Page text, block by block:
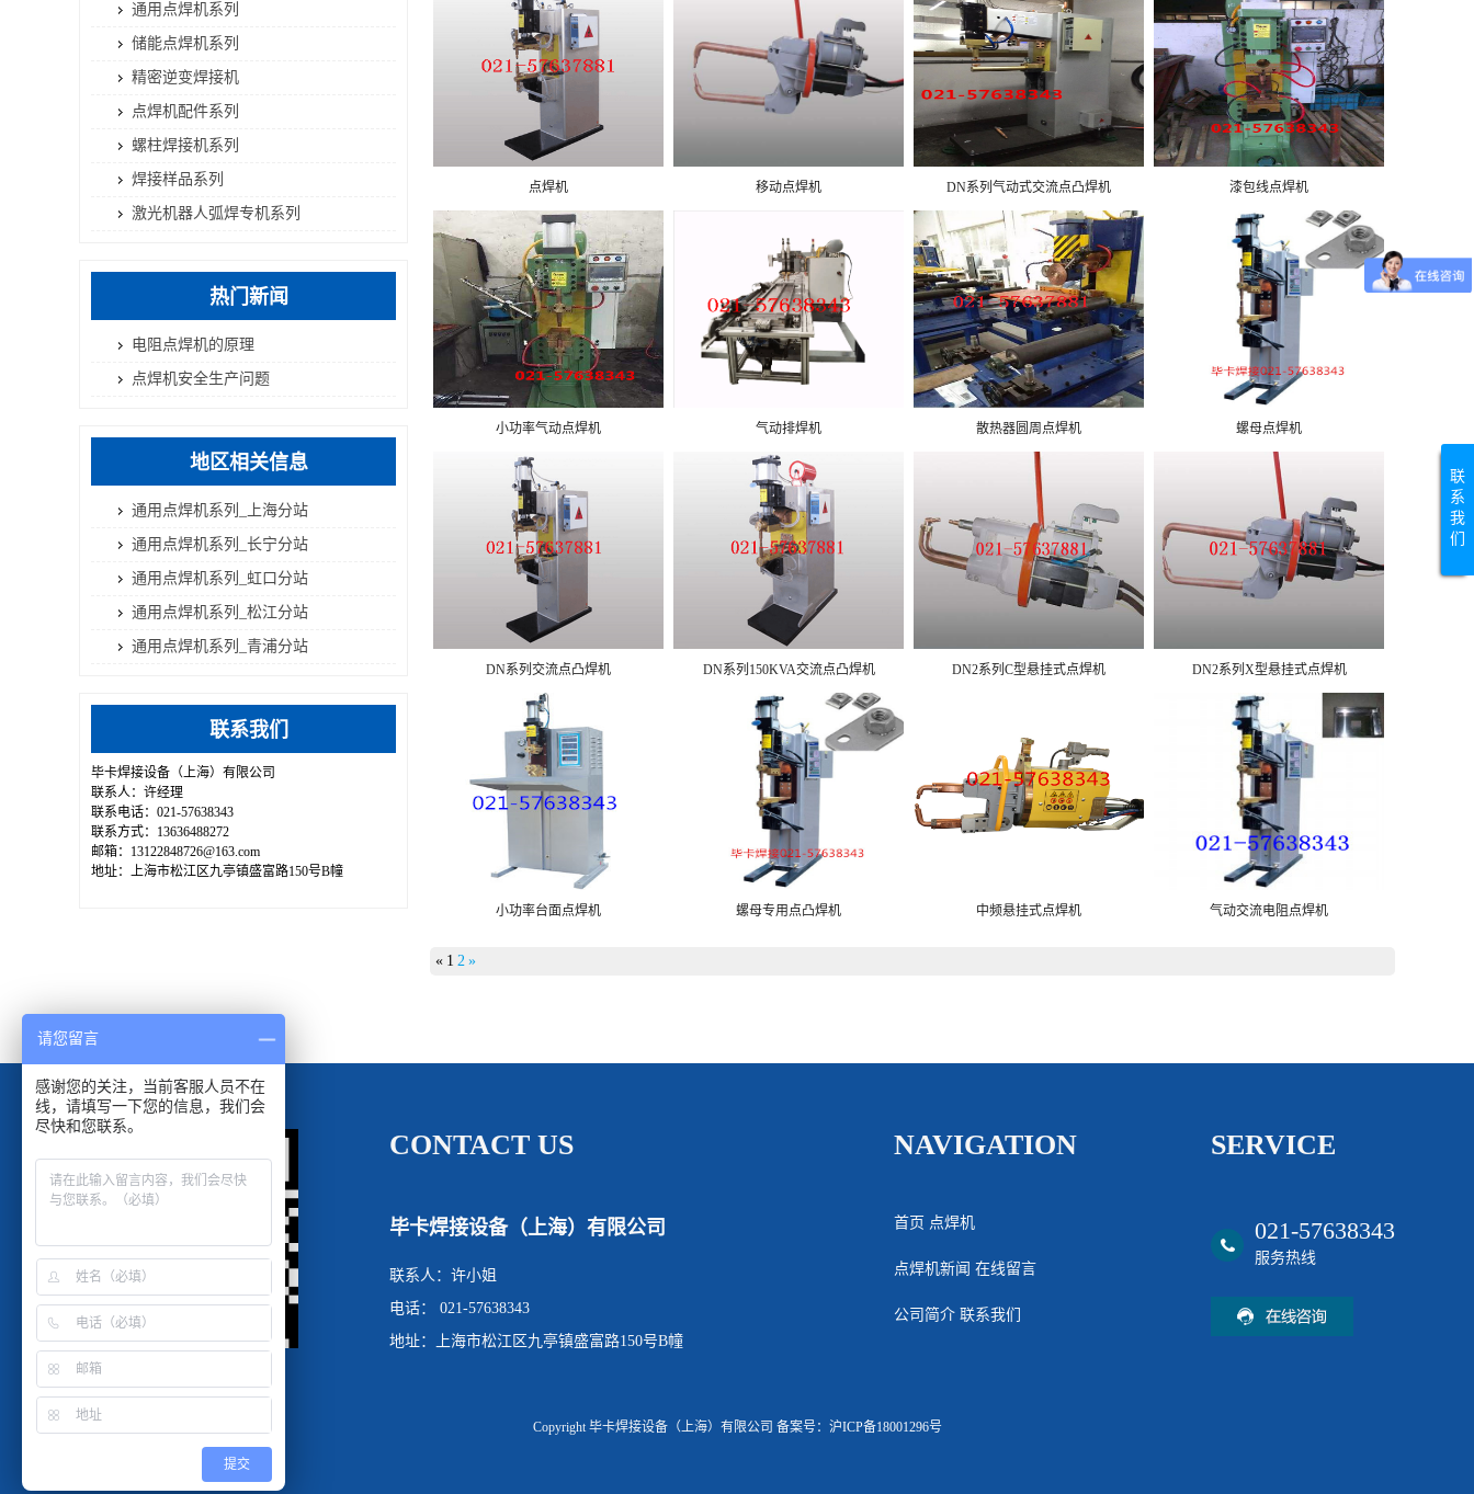
联
系
我
们
通用点焊机系列
储能点焊机系列
精密逆变焊接机
点焊机配件系列
螺柱焊接机系列
焊接样品系列
激光机器人弧焊专机系列
热门新闻
电阻点焊机的原理
点焊机安全生产问题
地区相关信息
通用点焊机系列_上海分站
通用点焊机系列_长宁分站
通用点焊机系列_虹口分站
通用点焊机系列_松江分站
通用点焊机系列_青浦分站
联系我们
毕卡焊接设备（上海）有限公司
联系人：许经理
联系电话：021-57638343
联系方式：13636488272
邮箱：13122848726@163.com
地址：上海市松江区九亭镇盛富路150号B幢
点焊机 移动点焊机 DN系列气动式交流点凸焊机 漆包线点焊机
小功率气动点焊机 气动排焊机 散热器圆周点焊机 螺母点焊机
DN系列交流点凸焊机 DN系列150KVA交流点凸焊机 DN2系列C型悬挂式点焊机 DN2系列X型悬挂式点焊机
小功率台面点焊机 螺母专用点凸焊机 中频悬挂式点焊机 气动交流电阻点焊机
« 1 2 »
CONTACT US
毕卡焊接设备（上海）有限公司
联系人：许小姐
电话： 021-57638343
地址：上海市松江区九亭镇盛富路150号B幢
NAVIGATION
首页 点焊机
点焊机新闻 在线留言
公司简介 联系我们
SERVICE
021-57638343
服务热线
Copyright 毕卡焊接设备（上海）有限公司 备案号：沪ICP备18001296号
请您留言
感谢您的关注，当前客服人员不在
线，请填写一下您的信息，我们会
尽快和您联系。
提交